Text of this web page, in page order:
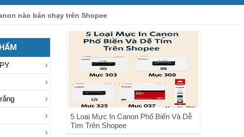
nào bán chạy trên Shopee
5 Loại Mực In Canon Phổ Biến Và Dễ
Tìm Trên Shopee